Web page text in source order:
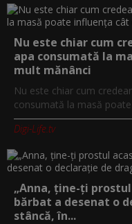
Nu este chiar cum
apa consumată la
mult mănânci
Nu este chiar cum
consumată la masă
Digi-Life.tv
„Anna, ţine-ţi
bărbat a desenat o
stâncă, în...